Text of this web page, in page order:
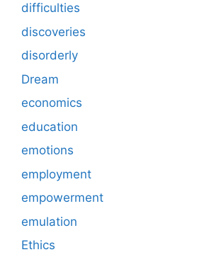
difficulties
discoveries
disorderly
Dream
economics
education
emotions
employment
empowerment
emulation
Ethics